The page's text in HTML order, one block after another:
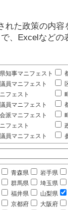
た政策の内容
、Excelなど
知事マニフェスト
員マニフェスト
フェスト
員マニフェスト
派マニフェスト
フェスト
員マニフェスト
青森県 岩手県
群馬県 埼玉県
福井県 山梨県
京都府 大阪府